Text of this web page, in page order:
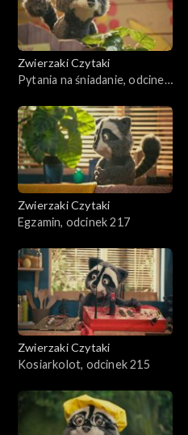
Zwierzaki Czytaki
Pytania na śniadanie, odcinek
Zwierzaki Czytaki
Egzamin, odcinek 217
Zwierzaki Czytaki
Kosiarkolot, odcinek 215